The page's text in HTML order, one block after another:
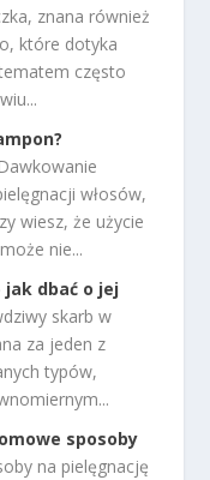
znana również
które dotyka
często
Dawkowanie
włosów,
wiesz, że użycie
nie...
dbać o jej
skarb w
za jeden z
typów,
sposoby
na pielęgnację